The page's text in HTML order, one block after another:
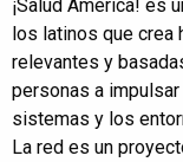
¡Salud América! es
los latinos que crea
relevantes y
personas a
sistemas y los
La red es un